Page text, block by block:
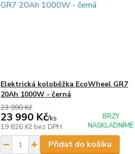
Elektrická koloběžka EcoWheel GR7
20Ah 1000W - černá
23 990 Kč
23 990 Kč/ks
19 826 Kč bez DPH
BRZY
NASKLADNÍME
Přidat do košíku